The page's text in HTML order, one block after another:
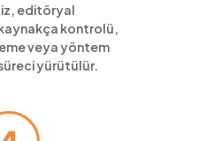
editöryal
kontrolü,
veya yöntem
süreci yürütülür.